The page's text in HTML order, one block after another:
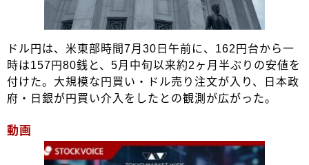
ドル円は、米東部時間7月30日午前に、162円台から一
時は157円80銭と、5月中旬以来約2ヶ月半ぶりの安値を
付けた。大規模な円買い・ドル売り注文が入り、日本政
府・日銀が円買い介入をしたとの観測が広がった。
動画